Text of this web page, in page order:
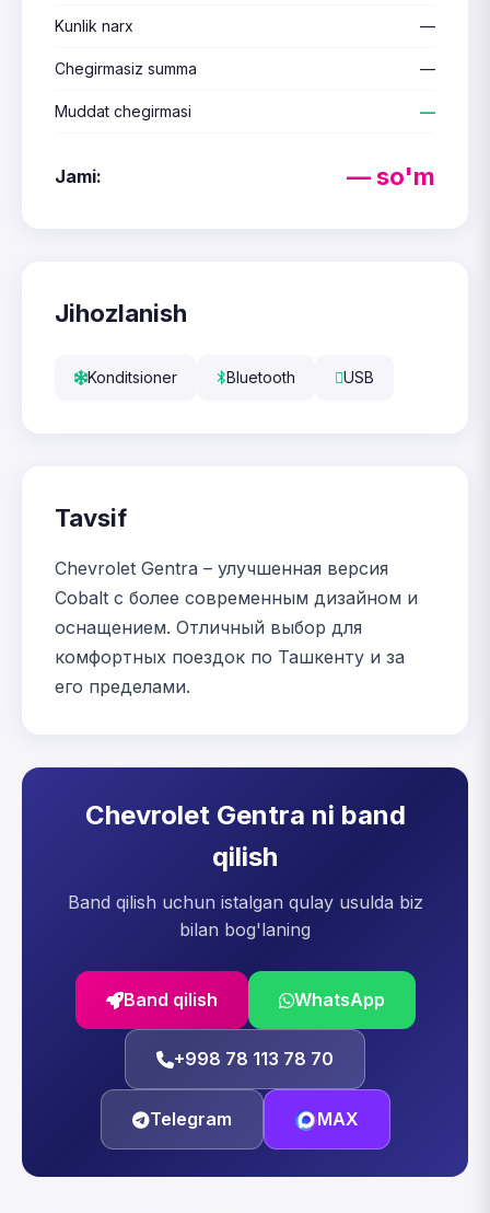
Kunlik narx —
Chegirmasiz summa —
Muddat chegirmasi —
Jami: — so'm
Jihozlanish
Konditsioner Bluetooth USB
Tavsif
Chevrolet Gentra – улучшенная версия
Cobalt с более современным дизайном и
оснащением. Отличный выбор для
комфортных поездок по Ташкенту и за
его пределами.
Chevrolet Gentra ni band
qilish
Band qilish uchun istalgan qulay usulda biz
bilan bog'laning
Band qilish WhatsApp
+998 78 113 78 70
Telegram MAX